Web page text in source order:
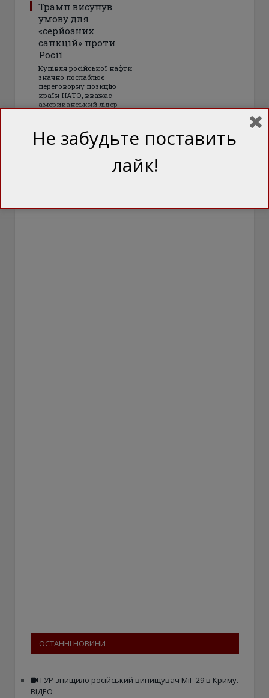
Трамп висунув
умову для
«серйозних
санкцій» проти
Росії
Купівля російської нафти
значно послаблює
переговорну позицію
країн НАТО, вважає
американський лідер
ОСТАННІ НОВИНИ
ГУР знищило російський винищувач МіГ-29 в Криму.
ВІДЕО
Не забудьте поставить
лайк!